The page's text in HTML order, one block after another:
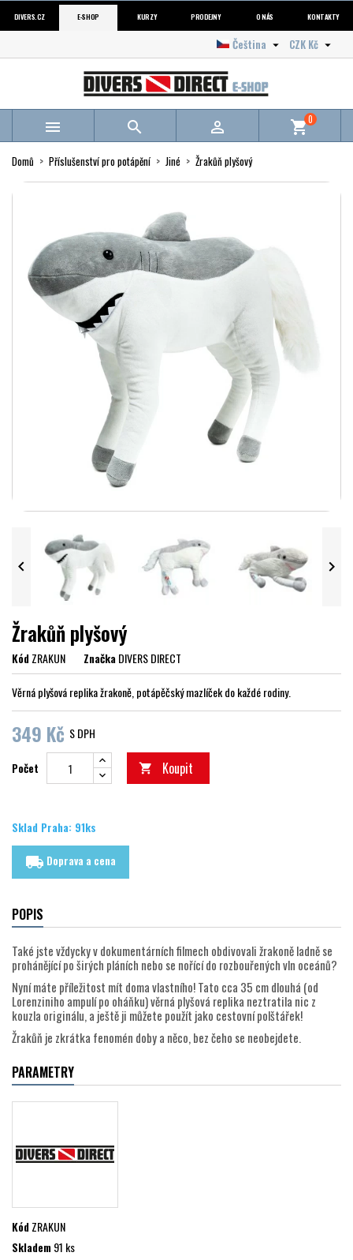
DIVERS.CZ E-SHOP KURZY PRODEJNY O NÁS KONTAKTY
CZK Kč 
Čeština 
   shopping_cart0
Domů Příslušenství pro potápění Jiné Žrakůň plyšový
 
Žrakůň plyšový
KódZRAKUN ZnačkaDIVERS DIRECT
Věrná plyšová replika žrakoně, potápěčský mazlíček do každé rodiny.
349 Kč S DPH
Počet  Koupit
Sklad Praha: 91ks
local_shipping Doprava a cena
POPIS
Také jste vždycky v dokumentárních filmech obdivovali žrakoně ladně se
prohánějící po širých pláních nebo se nořící do rozbouřených vln oceánů?
Nyní máte příležitost mít doma vlastního! Tato cca 35 cm dlouhá (od
Lorenziniho ampulí po oháňku) věrná plyšová replika neztratila nic z
kouzla originálu, a ještě ji můžete použít jako cestovní polštářek!
Žrakůň je zkrátka fenomén doby a něco, bez čeho se neobejdete.
PARAMETRY
KódZRAKUN
Skladem91 ks